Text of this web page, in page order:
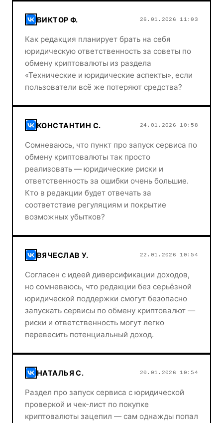
ВИКТОР Ф. 26.01.2026 11:03
Как редакция планирует брать на себя
юридическую ответственность за советы по
обмену криптовалюты из раздела
«Технические и юридические аспекты», если
пользователи всё же потеряют средства?
КОНСТАНТИН С. 24.01.2026 10:58
Сомневаюсь, что пункт про запуск сервиса по
обмену криптовалюты так просто
реализовать — юридические риски и
ответственность за ошибки очень большие.
Кто в редакции будет отвечать за
соответствие регуляциям и покрытие
возможных убытков?
ВЯЧЕСЛАВ У. 22.01.2026 10:54
Согласен с идеей диверсификации доходов,
но сомневаюсь, что редакции без серьёзной
юридической поддержки смогут безопасно
запускать сервисы по обмену криптовалют —
риски и ответственность могут легко
перевесить потенциальный доход.
НАТАЛЬЯ С. 20.01.2026 10:54
Раздел про запуск сервиса с юридической
проверкой и чек-лист по покупке
криптовалюты зацепил — сам однажды попал